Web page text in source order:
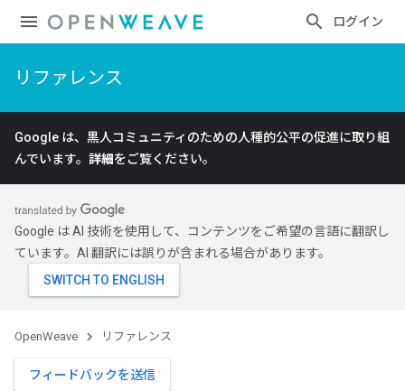
ログイン
リファレンス
Google は、黒人コミュニティのための人種的公平の促進に取り組
んでいます。 詳細をご覧ください。
Google は AI 技術を使用して、コンテンツをご希望の言語に翻訳し
ています。AI 翻訳には誤りが含まれる場合があります。
OpenWeave リファレンス
フィードバックを送信